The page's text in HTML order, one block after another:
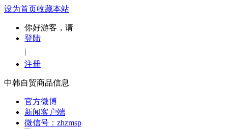
设为首页收藏本站
你好游客，请
登陆
|
注册
中韩自贸商品信息
官方微博
新闻客户端
微信号：zhzmsp